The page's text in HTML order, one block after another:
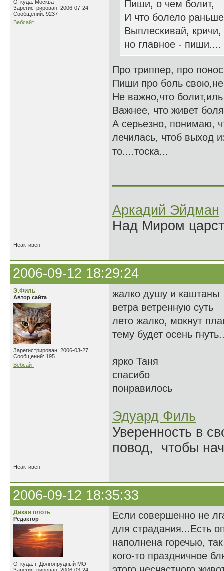
Откуда: Москва
Зарегистрирован: 2006-07-24
Сообщений: 9237
Вебсайт
Пиши, о чем болит,
И что болело
Выплескивай, кричи,
но главное - пиши....
Про триппер, про
Пиши про боль
Не важно,что
Важнее, что живет
А серьезно, понимаю,
лечилась, чтоб выход
то....тоска...
Аркадий Эйдман
Над Миром
Неактивен
2006-09-12 18:29:24
Э.Филь
Автор сайта
Зарегистрирован: 2006-03-27
Сообщений: 195
Вебсайт
жалко душу и каштаны
ветра ветренную суть
лето жалко, мокнут
тему будет осень
ярко Таня
спасибо
понравилось
Эдуард Филь
Уверенность в
повод, чтобы
Неактивен
2006-09-12 18:35:33
Дикая плоть
Редактор
Откуда: г. Долгопрудный МО
Если совершенно не
для страдания...Есть
наполнена горечью,
кого-то праздничное